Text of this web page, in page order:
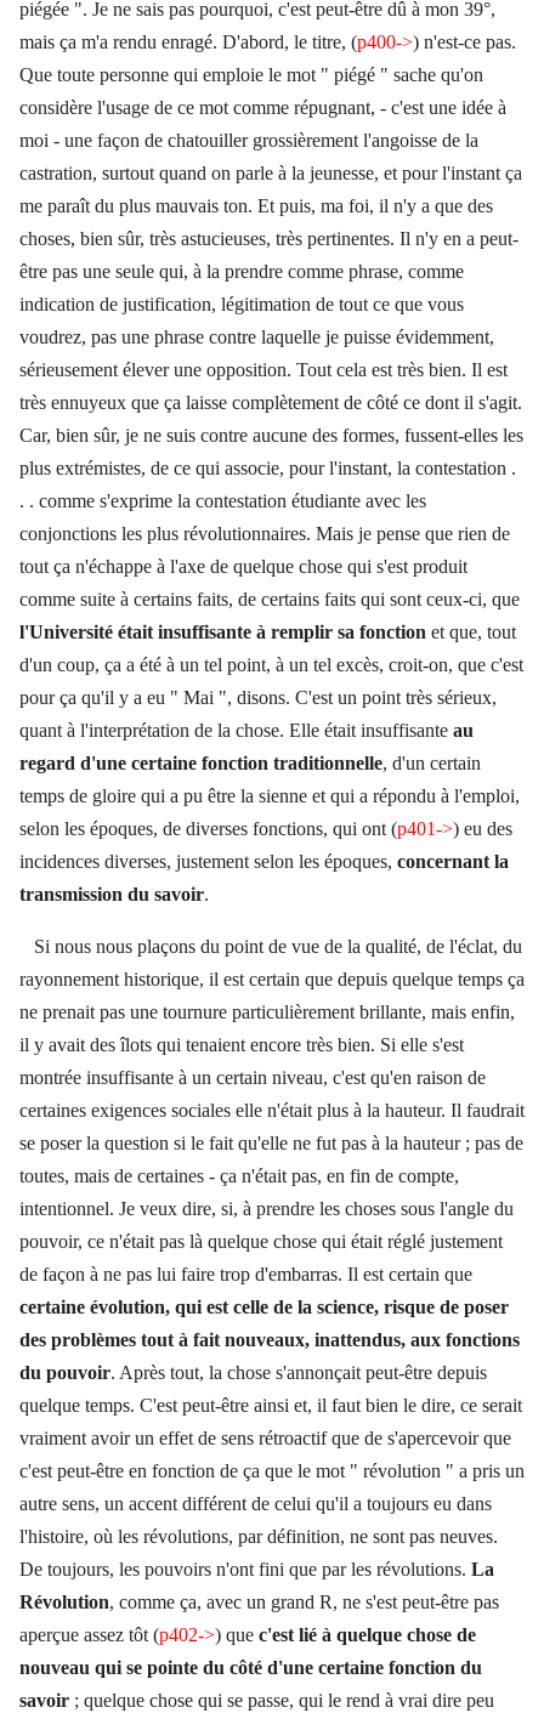
piégée ". Je ne sais pas pourquoi, c'est peut-être dû à mon 39°,
mais ça m'a rendu enragé. D'abord, le titre, (p400->) n'est-ce pas.
Que toute personne qui emploie le mot " piégé " sache qu'on
considère l'usage de ce mot comme répugnant, - c'est une idée à
moi - une façon de chatouiller grossièrement l'angoisse de la
castration, surtout quand on parle à la jeunesse, et pour l'instant ça
me paraît du plus mauvais ton. Et puis, ma foi, il n'y a que des
choses, bien sûr, très astucieuses, très pertinentes. Il n'y en a peut-
être pas une seule qui, à la prendre comme phrase, comme
indication de justification, légitimation de tout ce que vous
voudrez, pas une phrase contre laquelle je puisse évidemment,
sérieusement élever une opposition. Tout cela est très bien. Il est
très ennuyeux que ça laisse complètement de côté ce dont il s'agit.
Car, bien sûr, je ne suis contre aucune des formes, fussent-elles les
plus extrémistes, de ce qui associe, pour l'instant, la contestation .
. . comme s'exprime la contestation étudiante avec les
conjonctions les plus révolutionnaires. Mais je pense que rien de
tout ça n'échappe à l'axe de quelque chose qui s'est produit
comme suite à certains faits, de certains faits qui sont ceux-ci, que
l'Université était insuffisante à remplir sa fonction et que, tout
d'un coup, ça a été à un tel point, à un tel excès, croit-on, que c'est
pour ça qu'il y a eu " Mai ", disons. C'est un point très sérieux,
quant à l'interprétation de la chose. Elle était insuffisante au
regard d'une certaine fonction traditionnelle, d'un certain
temps de gloire qui a pu être la sienne et qui a répondu à l'emploi,
selon les époques, de diverses fonctions, qui ont (p401->) eu des
incidences diverses, justement selon les époques, concernant la
transmission du savoir.
Si nous nous plaçons du point de vue de la qualité, de l'éclat, du
rayonnement historique, il est certain que depuis quelque temps ça
ne prenait pas une tournure particulièrement brillante, mais enfin,
il y avait des îlots qui tenaient encore très bien. Si elle s'est
montrée insuffisante à un certain niveau, c'est qu'en raison de
certaines exigences sociales elle n'était plus à la hauteur. Il faudrait
se poser la question si le fait qu'elle ne fut pas à la hauteur ; pas de
toutes, mais de certaines - ça n'était pas, en fin de compte,
intentionnel. Je veux dire, si, à prendre les choses sous l'angle du
pouvoir, ce n'était pas là quelque chose qui était réglé justement
de façon à ne pas lui faire trop d'embarras. Il est certain que
certaine évolution, qui est celle de la science, risque de poser
des problèmes tout à fait nouveaux, inattendus, aux fonctions
du pouvoir. Après tout, la chose s'annonçait peut-être depuis
quelque temps. C'est peut-être ainsi et, il faut bien le dire, ce serait
vraiment avoir un effet de sens rétroactif que de s'apercevoir que
c'est peut-être en fonction de ça que le mot " révolution " a pris un
autre sens, un accent différent de celui qu'il a toujours eu dans
l'histoire, où les révolutions, par définition, ne sont pas neuves.
De toujours, les pouvoirs n'ont fini que par les révolutions. La
Révolution, comme ça, avec un grand R, ne s'est peut-être pas
aperçue assez tôt (p402->) que c'est lié à quelque chose de
nouveau qui se pointe du côté d'une certaine fonction du
savoir ; quelque chose qui se passe, qui le rend à vrai dire peu